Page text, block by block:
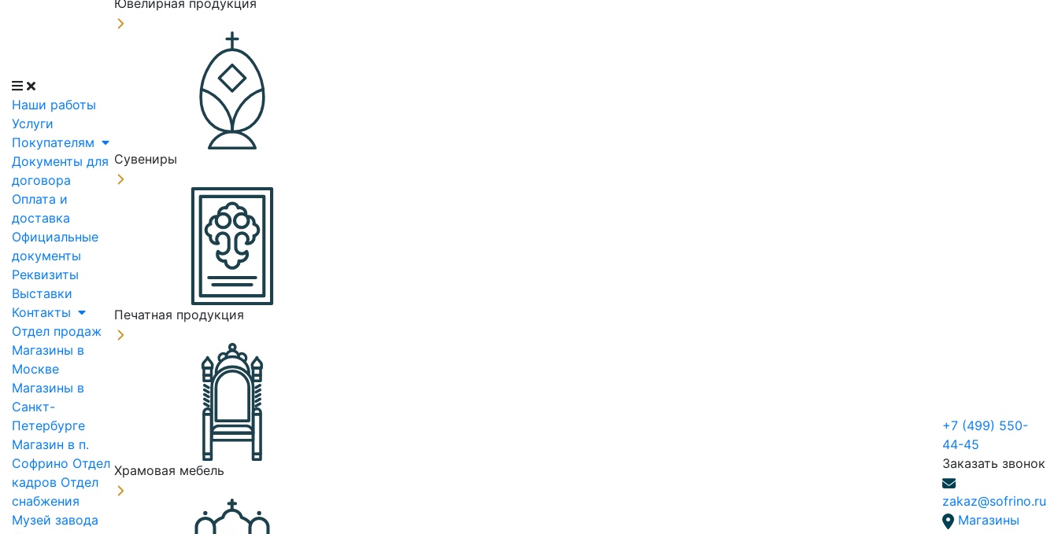
Наши работы
Услуги
Покупателям
Документы для
договора
Оплата и
доставка
Официальные
документы
Реквизиты
Выставки
Контакты
Отдел продаж
Магазины в
Москве
Магазины в
Санкт-
Петербурге
Магазин в п.
Софрино Отдел
кадров Отдел
снабжения
Музей завода
Ювелирная продукция
Сувениры
Печатная продукция
Храмовая мебель
+7 (499) 550-
44-45
Заказать звонок
zakaz@sofrino.ru
Магазины